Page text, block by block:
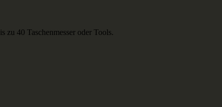
40 Taschenmesser oder Tools.